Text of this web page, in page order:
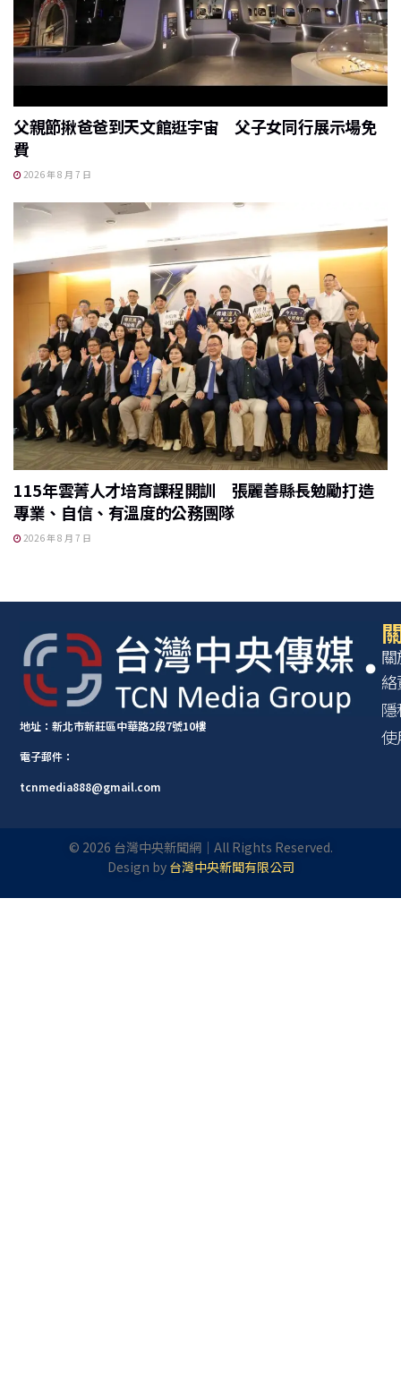
父親節揪爸爸到天文館逛宇宙 父子女同行展示場免
費
2026 年 8 月 7 日
115年雲菁人才培育課程開訓 張麗善縣長勉勵打造
專業、自信、有溫度的公務團隊
2026 年 8 月 7 日
地址：新北市新莊區中華路2段7號10樓
電子郵件：
tcnmedia888@gmail.com
© 2026 台灣中央新聞網｜All Rights Reserved.
Design by 台灣中央新聞有限公司